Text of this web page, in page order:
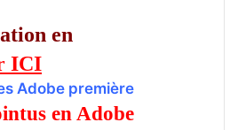
en
ICI
Adobe première
en Adobe